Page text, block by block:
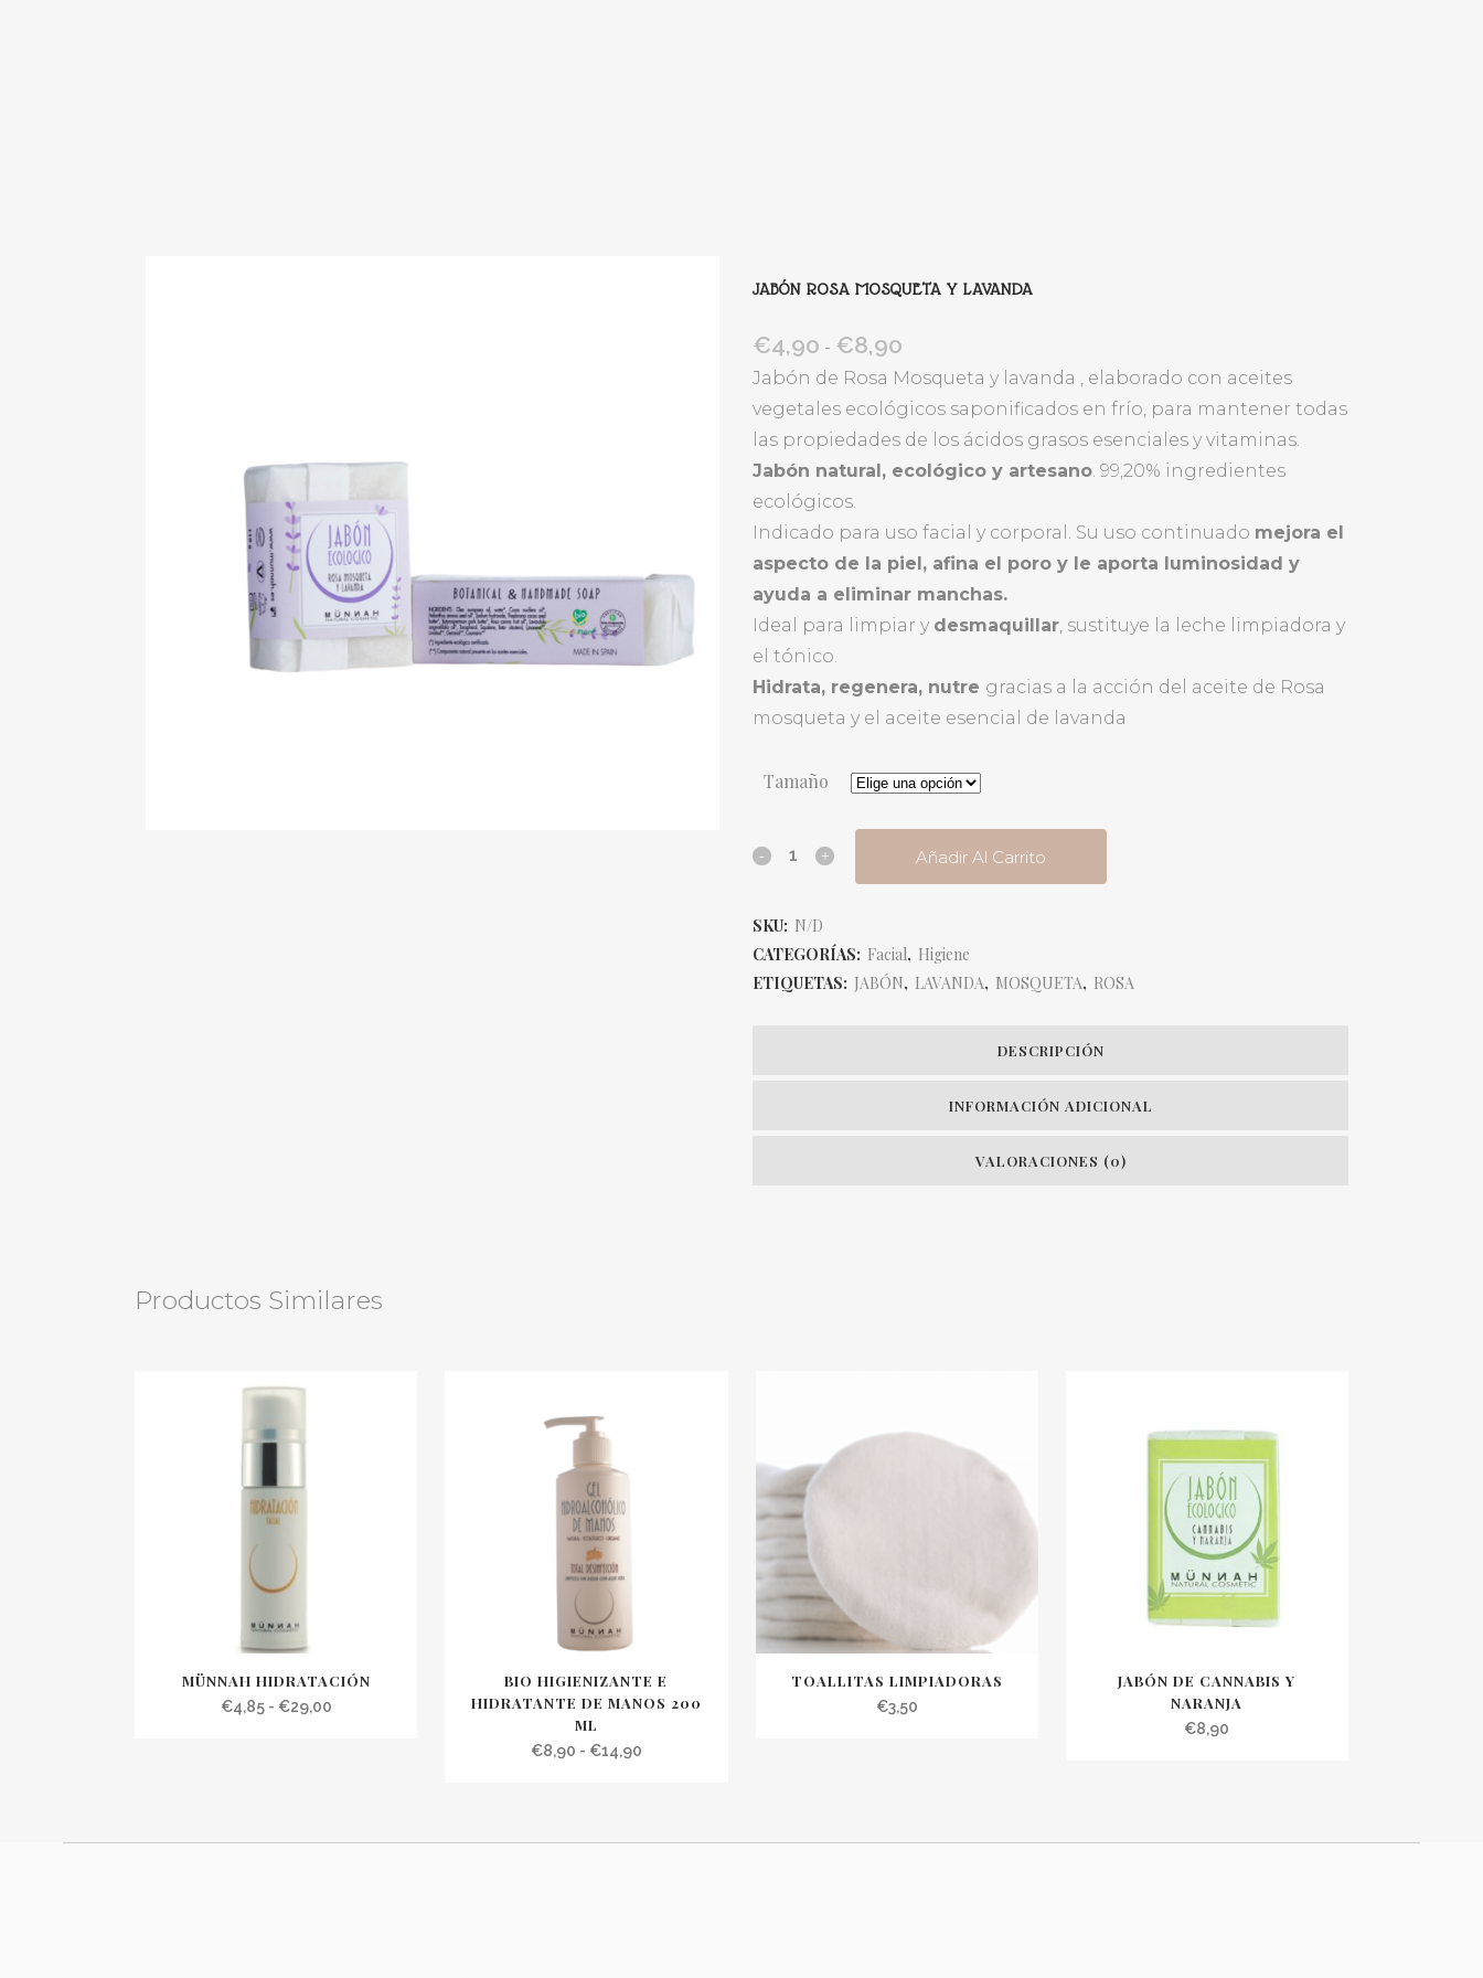
JABÓN ROSA MOSQUETA Y LAVANDA
€4,90 - €8,90
de
precios:
desde
€4,90
€8,90
Jabón de Rosa Mosqueta y lavanda , elaborado con aceites
vegetales ecológicos saponificados en frío, para mantener todas
las propiedades de los ácidos grasos esenciales y vitaminas.
Jabón natural, ecológico y artesano. 99,20% ingredientes
ecológicos.
Indicado para uso facial y corporal. Su uso continuado mejora el
aspecto de la piel, afina el poro y le aporta luminosidad y
ayuda a eliminar manchas.
Ideal para limpiar y desmaquillar, sustituye la leche limpiadora y
el tónico.
Hidrata, regenera, nutre gracias a la acción del aceite de Rosa
mosqueta y el aceite esencial de lavanda
Tamaño
Añadir Al Carrito
SKU: N/D
CATEGORÍAS: Facial, Higiene
ETIQUETAS: JABÓN, LAVANDA, MOSQUETA, ROSA
DESCRIPCIÓN
INFORMACIÓN ADICIONAL
VALORACIONES (0)
Productos Similares
MÜNNAH HIDRATACIÓN
€4,85 - €29,00Rango
hasta
BIO HIGIENIZANTE E
HIDRATANTE DE MANOS 200
ML
€8,90 - €14,90Rango
TOALLITAS LIMPIADORAS
€3,50
JABÓN DE CANNABIS Y
NARANJA
€8,90